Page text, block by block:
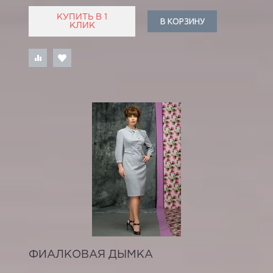
КУПИТЬ В 1
КЛИК
В КОРЗИНУ
ФИАЛКОВАЯ ДЫМКА